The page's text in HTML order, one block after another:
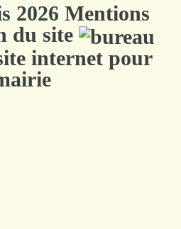
2026 Mentions
du site
internet pour